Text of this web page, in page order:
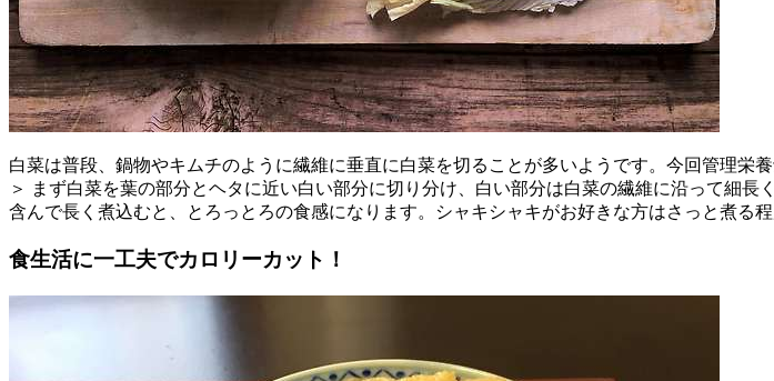
白菜は普段、鍋物やキムチのように繊維に垂直に白菜を切ることが多いようです。今回管理
＞ まず白菜を葉の部分とヘタに近い白い部分に切り分け、白い部分は白菜の繊維に沿って細
含んで長く煮込むと、とろっとろの食感になります。シャキシャキがお好きな方はさっと煮る
食生活に一工夫でカロリーカット！